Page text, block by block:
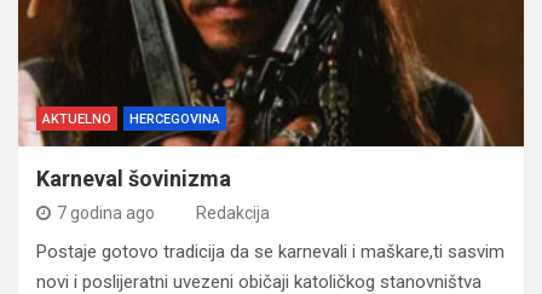
AKTUELNO HERCEGOVINA
Karneval šovinizma
7 godina ago Redakcija
Postaje gotovo tradicija da se karnevali i maškare,ti sasvim
novi i poslijeratni uvezeni običaji katoličkog stanovništva